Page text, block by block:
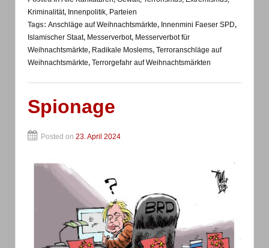
Kriminalität, Innenpolitik, Parteien
Tags: Anschläge auf Weihnachtsmärkte, Innenmini Faeser SPD,
Islamischer Staat, Messerverbot, Messerverbot für
Weihnachtsmärkte, Radikale Moslems, Terroranschläge auf
Weihnachtsmärkte, Terrorgefahr auf Weihnachtsmärkten
Spionage
Posted on 23. April 2024